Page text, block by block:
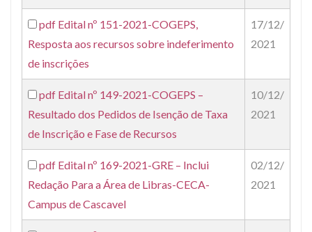
pdf Edital nº 151-2021-COGEPS,
Resposta aos recursos sobre indeferimento
de inscrições
17/12/
2021
pdf Edital nº 149-2021-COGEPS –
Resultado dos Pedidos de Isenção de Taxa
de Inscrição e Fase de Recursos
10/12/
2021
pdf Edital nº 169-2021-GRE – Inclui
Redação Para a Área de Libras-CECA-
Campus de Cascavel
02/12/
2021